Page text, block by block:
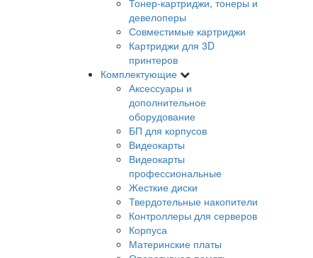
девелоперы
Совместимые картриджи
Картриджи для 3D
принтеров
Комплектующие
Аксессуары и
дополнительное
оборудование
БП для корпусов
Видеокарты
Видеокарты
профессиональные
Жесткие диски
Твердотельные накопители
Контроллеры для серверов
Корпуса
Материнские платы